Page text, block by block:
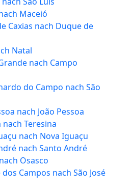
Maceió
Caxias nach Duque de
Natal
nach Campo
do Campo nach São
nach João Pessoa
Teresina
nach Nova Iguaçu
nach Santo André
Osasco
Campos nach São José